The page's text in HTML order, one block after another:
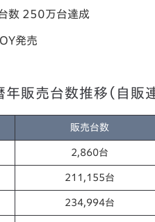
数 250万台達成
発売
販売台数推移（自販
販売台数
2,860台
211,155台
234,994台